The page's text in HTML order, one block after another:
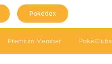
Pokédex
Premium Member PokéClubs